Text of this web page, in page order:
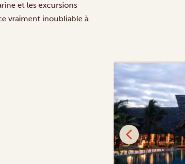
et les excursions
vraiment inoubliable à